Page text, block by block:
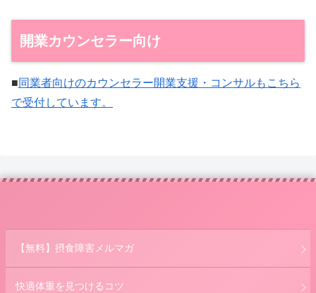
開業カウンセラー向け
■同業者向けのカウンセラー開業支援・コンサルもこちら
で受付しています。
【無料】摂食障害メルマガ
快適体重を見つけるコツ